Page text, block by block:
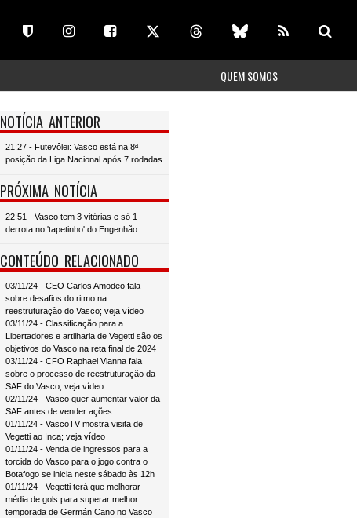
QUEM SOMOS
NOTÍCIA ANTERIOR
21:27 - Futevôlei: Vasco está na 8ª
posição da Liga Nacional após 7 rodadas
PRÓXIMA NOTÍCIA
22:51 - Vasco tem 3 vitórias e só 1
derrota no 'tapetinho' do Engenhão
CONTEÚDO RELACIONADO
03/11/24 - CEO Carlos Amodeo fala
sobre desafios do ritmo na
reestruturação do Vasco; veja vídeo
03/11/24 - Classificação para a
Libertadores e artilharia de Vegetti são os
objetivos do Vasco na reta final de 2024
03/11/24 - CFO Raphael Vianna fala
sobre o processo de reestruturação da
SAF do Vasco; veja vídeo
02/11/24 - Vasco quer aumentar valor da
SAF antes de vender ações
01/11/24 - VascoTV mostra visita de
Vegetti ao Inca; veja vídeo
01/11/24 - Venda de ingressos para a
torcida do Vasco para o jogo contra o
Botafogo se inicia neste sábado às 12h
01/11/24 - Vegetti terá que melhorar
média de gols para superar melhor
temporada de Germán Cano no Vasco